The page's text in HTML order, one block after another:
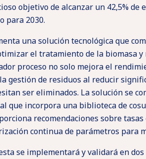
objetivo de alcanzar un 42,5% de
para 2030.
una solución tecnológica que
el tratamiento de la biomasa
proceso no solo mejora el
gestión de residuos al reducir
ser eliminados. La solución se
que incorpora una biblioteca de
recomendaciones sobre
continua de parámetros para
se implementará y validará en